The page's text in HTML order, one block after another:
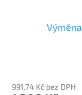
991,74 Kč bez DPH